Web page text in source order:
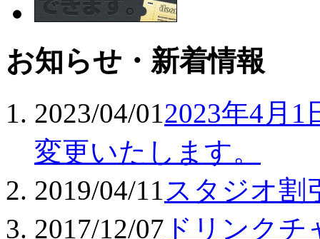
お知らせ・新着情報
2023/04/012023年4月
変更いたします。
2019/04/11 スタジオ割
2017/12/07 ドリンク